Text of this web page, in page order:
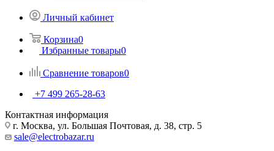
Личный кабинет
Корзина0
Избранные товары0
Сравнение товаров0
+7 499 265-28-63
Контактная информация
г. Москва, ул. Большая Почтовая, д. 38, стр. 5
sale@electrobazar.ru